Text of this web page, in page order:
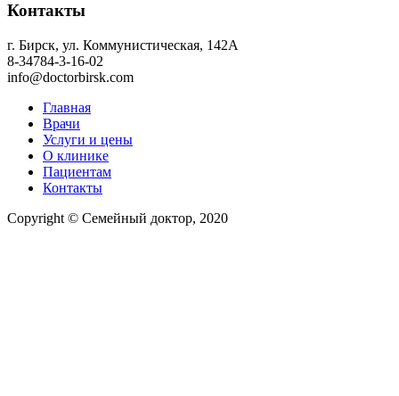
Контакты
г. Бирск, ул. Коммунистическая, 142А
8-34784-3-16-02
info@doctorbirsk.com
Главная
Врачи
Услуги и цены
О клинике
Пациентам
Контакты
Copyright © Семейный доктор, 2020